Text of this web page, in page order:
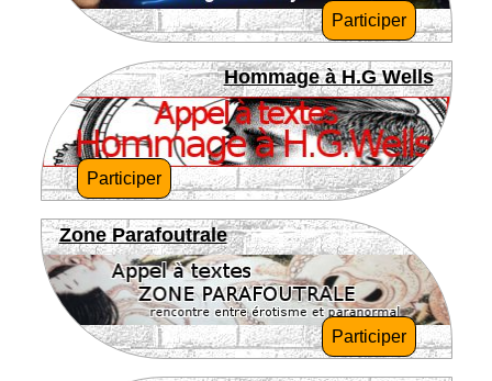
Participer
Hommage à H.G Wells
Participer
Zone Parafoutrale
Participer